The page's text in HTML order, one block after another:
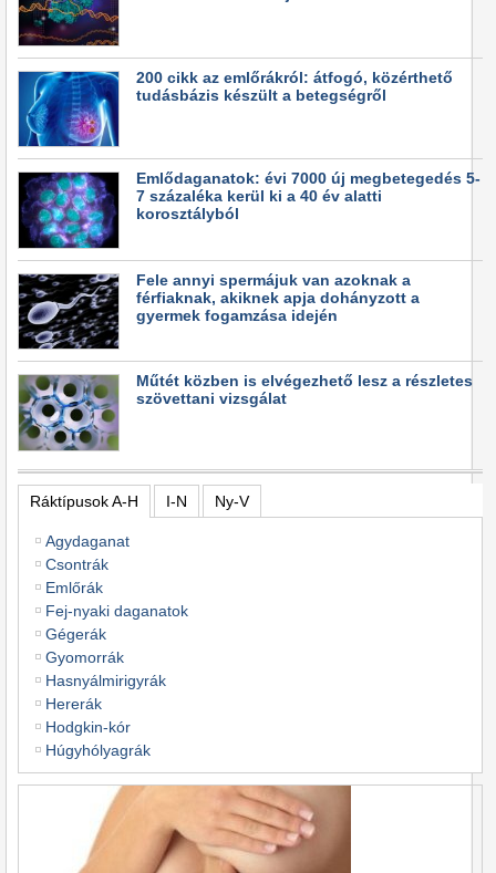
200 cikk az emlőrákról: átfogó, közérthető
tudásbázis készült a betegségről
Emlődaganatok: évi 7000 új megbetegedés 5-
7 százaléka kerül ki a 40 év alatti
korosztályból
Fele annyi spermájuk van azoknak a
férfiaknak, akiknek apja dohányzott a
gyermek fogamzása idején
Műtét közben is elvégezhető lesz a részletes
szövettani vizsgálat
Ráktípusok A-H I-N Ny-V
Agydaganat
Csontrák
Emlőrák
Fej-nyaki daganatok
Gégerák
Gyomorrák
Hasnyálmirigyrák
Hererák
Hodgkin-kór
Húgyhólyagrák